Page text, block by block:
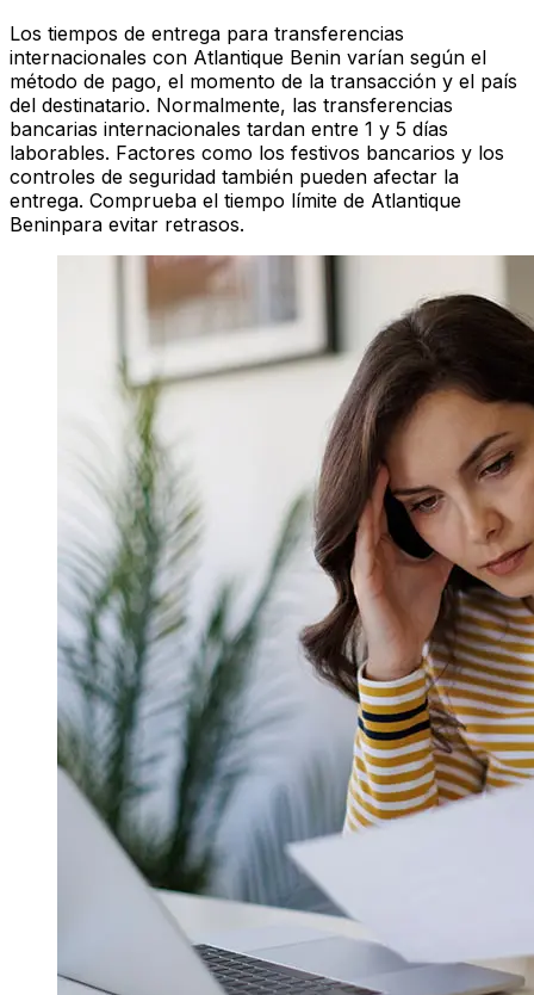
Los tiempos de entrega para transferencias
internacionales con Atlantique Benin varían según el
método de pago, el momento de la transacción y el país
del destinatario. Normalmente, las transferencias
bancarias internacionales tardan entre 1 y 5 días
laborables. Factores como los festivos bancarios y los
controles de seguridad también pueden afectar la
entrega. Comprueba el tiempo límite de Atlantique
Beninpara evitar retrasos.